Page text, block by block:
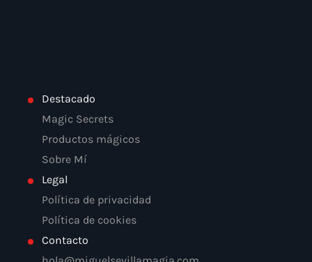
Destacado
Magic Secrets
Productos mágicos
Sobre Mí
Legal
Política de privacidad
Política de cookies
Contacto